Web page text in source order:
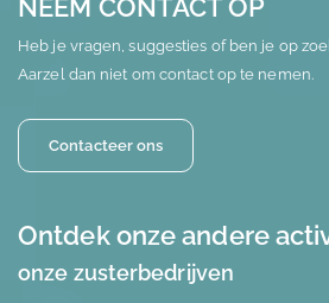
NEEM CONTACT OP
Heb je vragen, suggesties of ben je op
Aarzel dan niet om contact op te nemen.
Contacteer ons
Ontdek onze andere
onze zusterbedrijven